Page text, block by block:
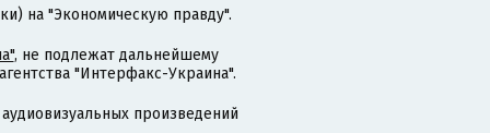
на "Экономическую правду".
, не подлежат дальнейшему
"Интерфакс-Украина".
произведений